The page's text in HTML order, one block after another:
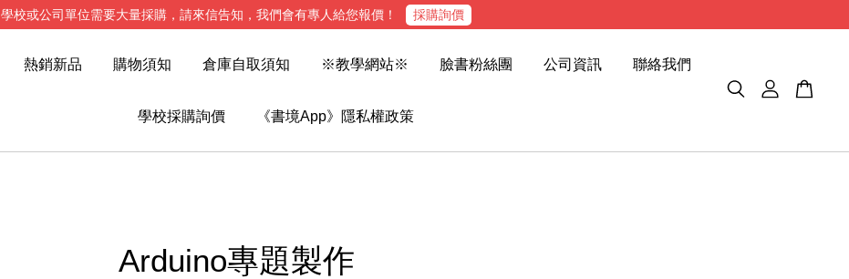
學校或公司單位需要大量採購，請來信告知，我們會有專人給您報價！ 採購詢價
熱銷新品 購物須知 倉庫自取須知 ※教學網站※ 臉書粉絲團 公司資訊 聯絡我們
學校採購詢價 《書境App》隱私權政策
Arduino專題製作